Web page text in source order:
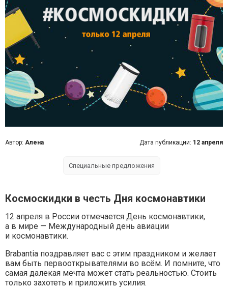
Космоскидки в честь Дня космонавтики
12 апреля в России отмечается День космонавтики,
а в мире — Международный день авиации
и космонавтики.
Brabantia поздравляет вас с этим праздником и желает
вам быть первооткрывателями во всём. И помните, что
самая далекая мечта может стать реальностью. Стоить
только захотеть и приложить усилия.
Автор: Алена Дата публикации: 12 апреля
Специальные предложения